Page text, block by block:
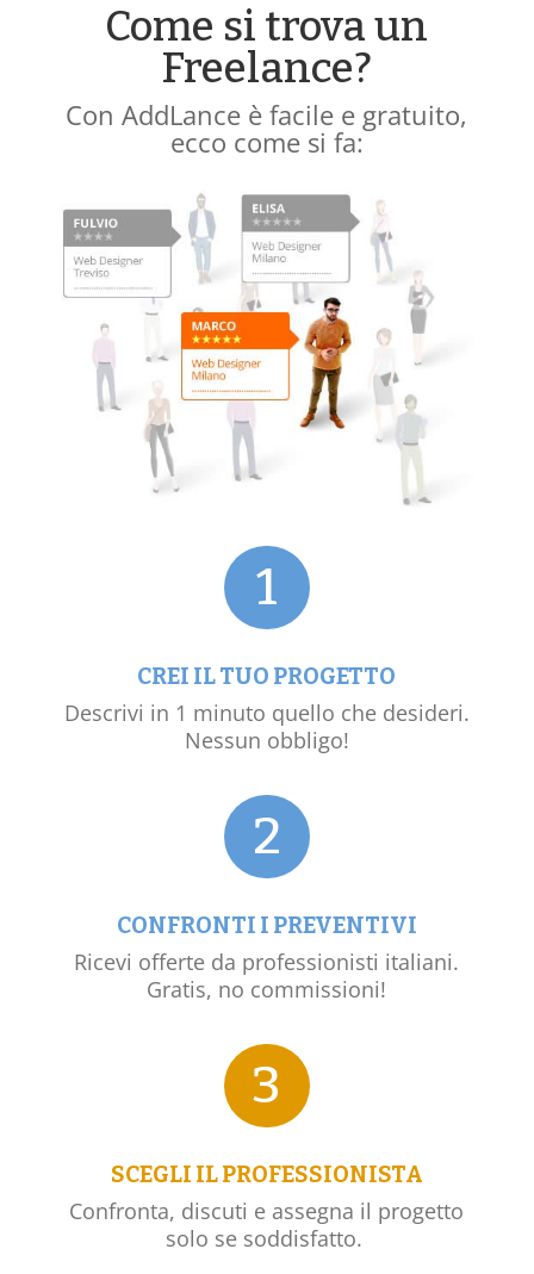
Come si trova un
Freelance?
Con AddLance è facile e gratuito,
ecco come si fa:
1
CREI IL TUO PROGETTO
Descrivi in 1 minuto quello che desideri.
Nessun obbligo!
2
CONFRONTI I PREVENTIVI
Ricevi offerte da professionisti italiani.
Gratis, no commissioni!
3
SCEGLI IL PROFESSIONISTA
Confronta, discuti e assegna il progetto
solo se soddisfatto.